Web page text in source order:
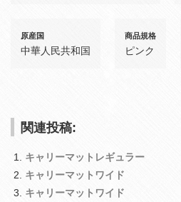
原産国
中華人民共和国
商品規格
ピンク
関連投稿:
キャリーマットレギュラー
キャリーマットワイド
キャリーマットワイド